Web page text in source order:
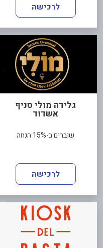
לרכישה
גלידה מולי סניף
אשדוד
שוברים ב-15% הנחה
לרכישה